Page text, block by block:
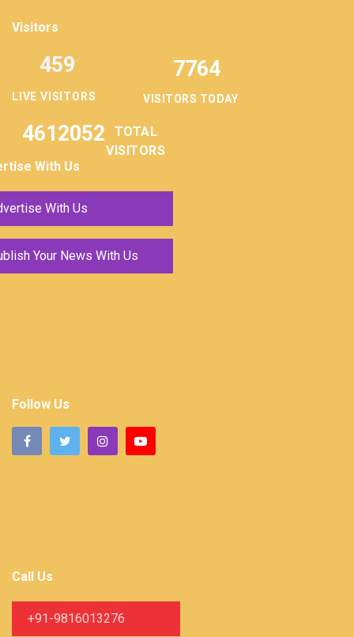
Visitors
LIVE VISITORS
459 7764
VISITORS TODAY
4612052
TOTAL
VISITORS
With Us
With Us
Your News With Us
Follow Us
Call Us
+91-9816013276